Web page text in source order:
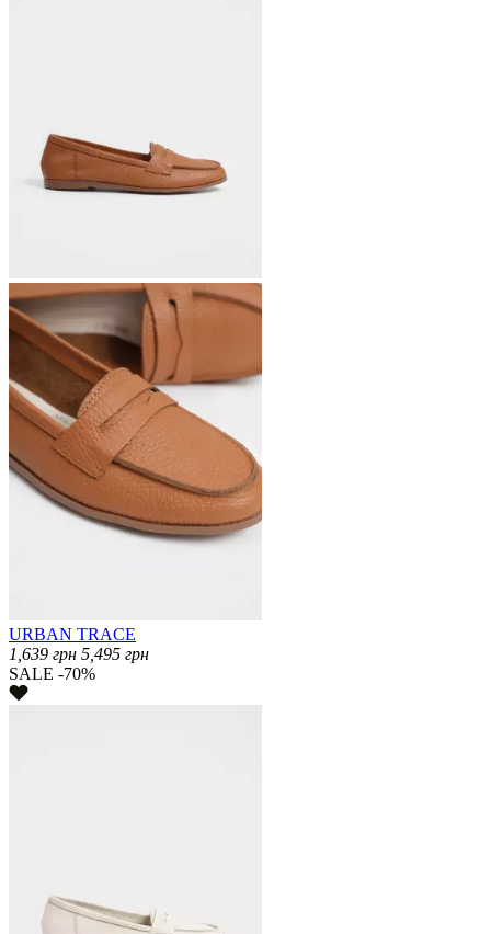
URBAN TRACE
1,639 грн 5,495 грн
SALE -70%